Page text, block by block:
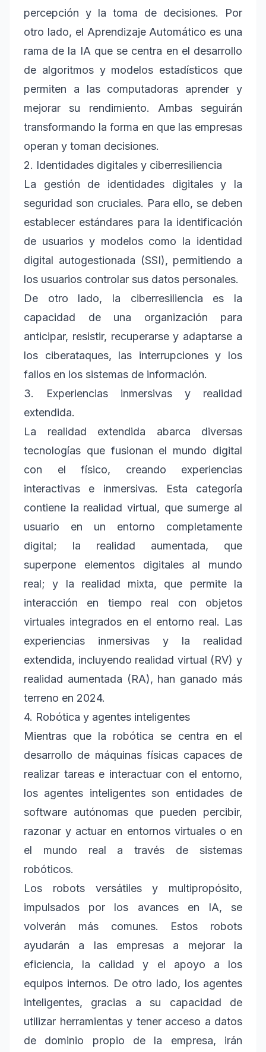
percepción y la toma de decisiones. Por
otro lado, el Aprendizaje Automático es una
rama de la IA que se centra en el desarrollo
de algoritmos y modelos estadísticos que
permiten a las computadoras aprender y
mejorar su rendimiento. Ambas seguirán
transformando la forma en que las empresas
operan y toman decisiones.
2. Identidades digitales y ciberresiliencia
La gestión de identidades digitales y la
seguridad son cruciales. Para ello, se deben
establecer estándares para la identificación
de usuarios y modelos como la identidad
digital autogestionada (SSI), permitiendo a
los usuarios controlar sus datos personales.
De otro lado, la ciberresiliencia es la
capacidad de una organización para
anticipar, resistir, recuperarse y adaptarse a
los ciberataques, las interrupciones y los
fallos en los sistemas de información.
3. Experiencias inmersivas y realidad
extendida.
La realidad extendida abarca diversas
tecnologías que fusionan el mundo digital
con el físico, creando experiencias
interactivas e inmersivas. Esta categoría
contiene la realidad virtual, que sumerge al
usuario en un entorno completamente
digital; la realidad aumentada, que
superpone elementos digitales al mundo
real; y la realidad mixta, que permite la
interacción en tiempo real con objetos
virtuales integrados en el entorno real. Las
experiencias inmersivas y la realidad
extendida, incluyendo realidad virtual (RV) y
realidad aumentada (RA), han ganado más
terreno en 2024.
4. Robótica y agentes inteligentes
Mientras que la robótica se centra en el
desarrollo de máquinas físicas capaces de
realizar tareas e interactuar con el entorno,
los agentes inteligentes son entidades de
software autónomas que pueden percibir,
razonar y actuar en entornos virtuales o en
el mundo real a través de sistemas
robóticos.
Los robots versátiles y multipropósito,
impulsados por los avances en IA, se
volverán más comunes. Estos robots
ayudarán a las empresas a mejorar la
eficiencia, la calidad y el apoyo a los
equipos internos. De otro lado, los agentes
inteligentes, gracias a su capacidad de
utilizar herramientas y tener acceso a datos
de dominio propio de la empresa, irán